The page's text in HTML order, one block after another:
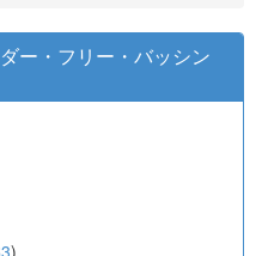
ー・フリー・バッシン
)